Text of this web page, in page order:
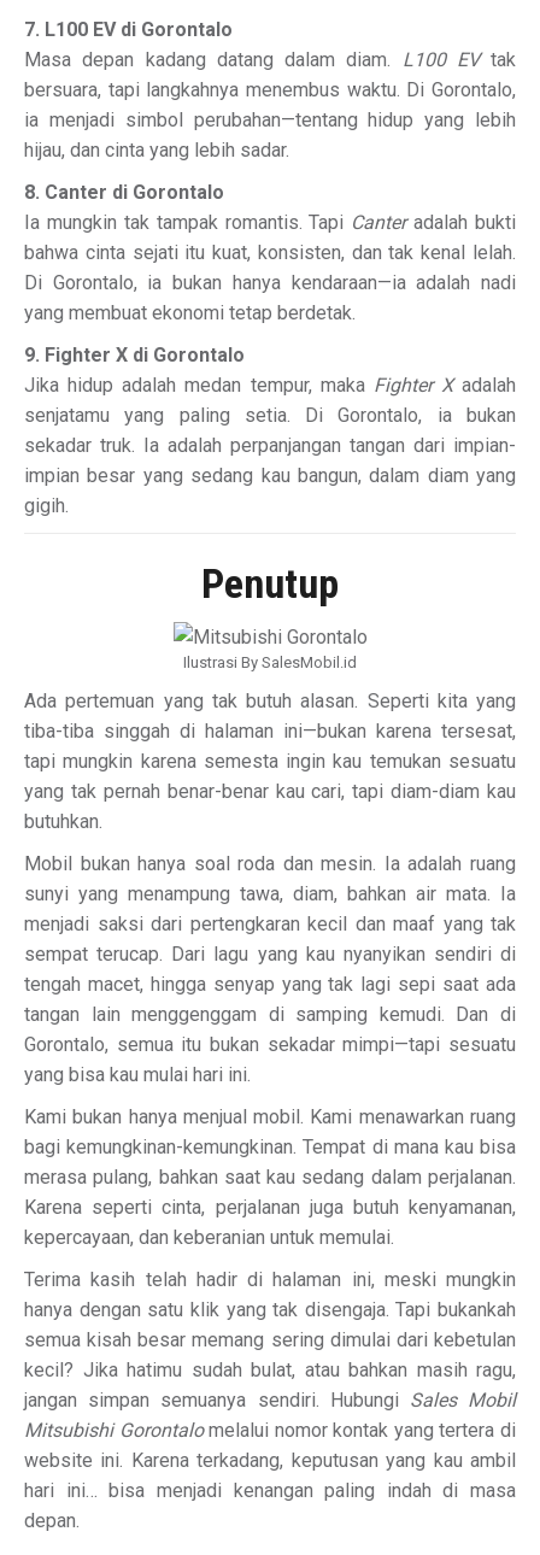
7. L100 EV di Gorontalo
Masa depan kadang datang dalam diam. L100 EVtak
bersuara, tapi langkahnya menembus waktu. Di Gorontalo,
ia menjadi simbol perubahan—tentang hidup yang lebih
hijau, dan cinta yang lebih sadar.
8. Canter di Gorontalo
Ia mungkin tak tampak romantis. Tapi Canteradalah bukti
bahwa cinta sejati itu kuat, konsisten, dan tak kenal lelah.
Di Gorontalo, ia bukan hanya kendaraan—ia adalah nadi
yang membuat ekonomi tetap berdetak.
9. Fighter X di Gorontalo
Jika hidup adalah medan tempur, maka Fighter Xadalah
senjatamu yang paling setia. Di Gorontalo, ia bukan
sekadar truk. Ia adalah perpanjangan tangan dari impian-
impian besar yang sedang kau bangun, dalam diam yang
gigih.
Penutup
Ilustrasi By SalesMobil.id
Ada pertemuan yang tak butuh alasan. Seperti kita yang
tiba-tiba singgah di halaman ini—bukan karena tersesat,
tapi mungkin karena semesta ingin kau temukan sesuatu
yang tak pernah benar-benar kau cari, tapi diam-diam kau
butuhkan.
Mobil bukan hanya soal roda dan mesin. Ia adalah ruang
sunyi yang menampung tawa, diam, bahkan air mata. Ia
menjadi saksi dari pertengkaran kecil dan maaf yang tak
sempat terucap. Dari lagu yang kau nyanyikan sendiri di
tengah macet, hingga senyap yang tak lagi sepi saat ada
tangan lain menggenggam di samping kemudi. Dan di
Gorontalo, semua itu bukan sekadar mimpi—tapi sesuatu
yang bisa kau mulai hari ini.
Kami bukan hanya menjual mobil. Kami menawarkan ruang
bagi kemungkinan-kemungkinan. Tempat di mana kau bisa
merasa pulang, bahkan saat kau sedang dalam perjalanan.
Karena seperti cinta, perjalanan juga butuh kenyamanan,
kepercayaan, dan keberanian untuk memulai.
Terima kasih telah hadir di halaman ini, meski mungkin
hanya dengan satu klik yang tak disengaja. Tapi bukankah
semua kisah besar memang sering dimulai dari kebetulan
kecil? Jika hatimu sudah bulat, atau bahkan masih ragu,
jangan simpan semuanya sendiri. Hubungi Sales Mobil
Mitsubishi Gorontalomelalui nomor kontak yang tertera di
website ini. Karena terkadang, keputusan yang kau ambil
hari ini… bisa menjadi kenangan paling indah di masa
depan.